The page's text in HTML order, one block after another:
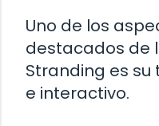
Uno de los
destacados de
Stranding es
e interactivo.